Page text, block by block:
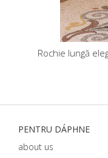
Rochie lungă
PENTRU DÁPHNЕ
about us